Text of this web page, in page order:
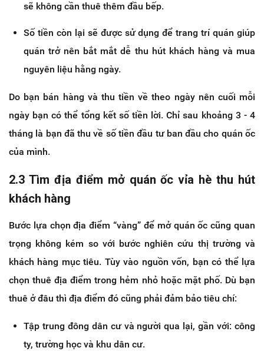
sẽ không cần thuê thêm đầu bếp.
Số tiền còn lại sẽ được sử dụng để trang trí quán giúp
quán trở nên bắt mắt dễ thu hút khách hàng và mua
nguyên liệu hằng ngày.
Do bạn bán hàng và thu tiền về theo ngày nên cuối mỗi
ngày bạn có thể tổng kết số tiền lời. Chỉ sau khoảng 3 - 4
tháng là bạn đã thu về số tiền đầu tư ban đầu cho quán ốc
của mình.
2.3 Tìm địa điểm mở quán ốc vỉa hè thu hút
khách hàng
Bước lựa chọn địa điểm “vàng” để mở quán ốc cũng quan
trọng không kém so với bước nghiên cứu thị trường và
khách hàng mục tiêu. Tùy vào nguồn vốn, bạn có thể lựa
chọn thuê địa điểm trong hẻm nhỏ hoặc mặt phố. Dù bạn
thuê ở đâu thì địa điểm đó cũng phải đảm bảo tiêu chí:
Tập trung đông dân cư và người qua lại, gần với: công
ty, trường học và khu dân cư.